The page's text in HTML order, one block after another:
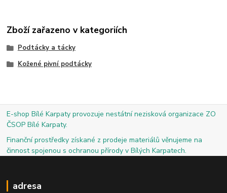
Zboží zařazeno v kategoriích
Podtácky a tácky
Kožené pivní podtácky
E-shop Bílé Karpaty provozuje nestátní nezisková organizace ZO
ČSOP Bílé Karpaty.
Finanční prostředky získané z prodeje materiálů věnujeme na
činnost spojenou s ochranou přírody v Bílých Karpatech.
adresa